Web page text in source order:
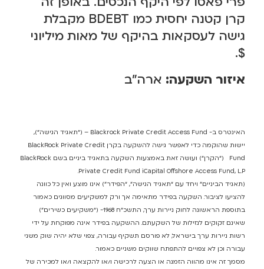
קרן קטנה יחסית כמו BDEBT מקבלת
גישה לעסקאות בהיקף של מאות מיליוני
$.
איזור השקעה: ארה"ב
האינטרס ב- Blackrock Private Credit Access Fund – ("תאגיד הגישה”),
יישות שהוקמה כדי לאפשר גישה להשקעה בקרן BlackRock Private Credit
Fund ("הקרן”) ועושה זאת באמצעות השקעה בתאגיד ביניים בשם BlackRock
Private Credit Fund iCapital Offshore Access Fund, L.P.
(תאגיד הביניים” ויחד עם “תאגיד הגישה”, “הפידר”) אינו מוצע ואין כל כוונה
להציעו לציבור. השקעה בפידר מתאימה אך ורק למשקיעים מסווגים כאמור
בתוספת הראשונה לחוק ניירות ערך, התשכ”ח 1968- (“משקיעים כשירים”)
שאינם זקוקים לנזילות של השקעתם. ההשקעה בפידר אינה מפוקחת על ידי
רשות ניירות ערך בישראל, לא פורסם תשקיף עבורה, צפוי שלא יהיה שוק משני
עבורה וכן לא צפויים להתפתח שווקים משניים כאמור.
מסמך זה אינו מהווה הזמנה או הצעה לרכישה ו/או להקצאה ו/או למכירה של